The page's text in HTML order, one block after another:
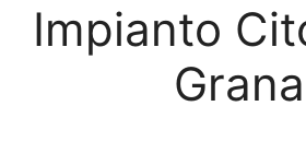
Impianto